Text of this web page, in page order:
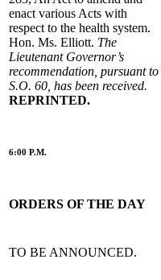
enact various Acts with
respect to the health system.
Hon. Ms. Elliott. The
Lieutenant Governor’s
recommendation, pursuant to
S.O. 60, has been received.
REPRINTED.
6:00 P.M.
ORDERS OF THE DAY
TO BE ANNOUNCED.